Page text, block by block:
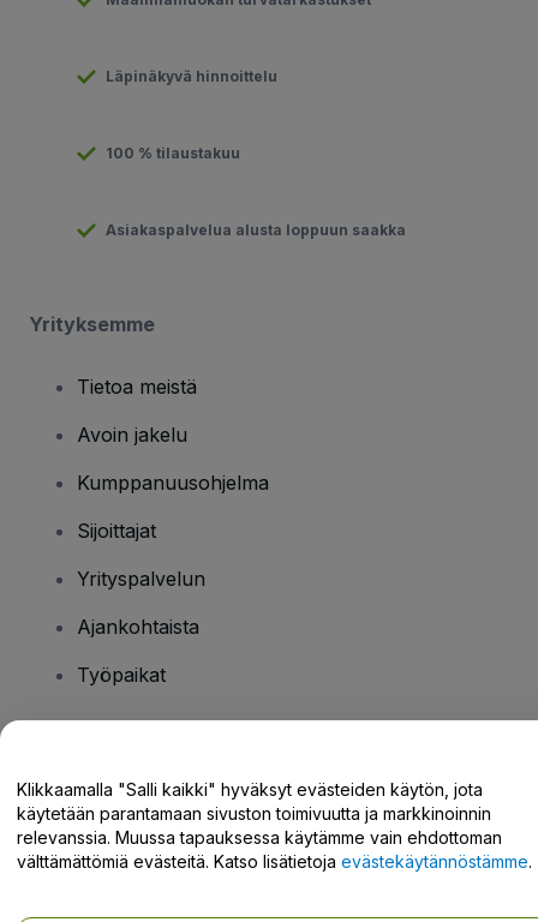
Läpinäkyvä hinnoittelu
100 % tilaustakuu
Asiakaspalvelua alusta loppuun saakka
Yrityksemme
Tietoa meistä
Avoin jakelu
Kumppanuusohjelma
Sijoittajat
Yrityspalvelun
Ajankohtaista
Työpaikat
Tukikeskus / Ota meihin yhteyttä
Klikkaamalla "Salli kaikki" hyväksyt evästeiden käytön, jota
käytetään parantamaan sivuston toimivuutta ja markkinoinnin
relevanssia. Muussa tapauksessa käytämme vain ehdottoman
välttämättömiä evästeitä. Katso lisätietoja evästekäytännöstämme.